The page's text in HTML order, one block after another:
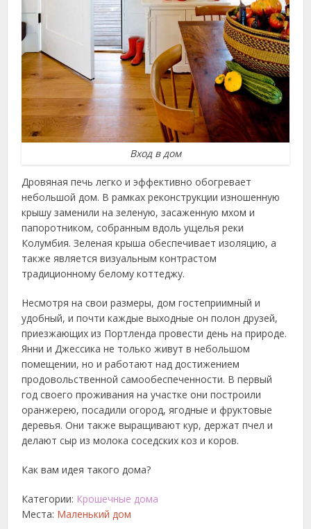
Вход в дом
Дровяная печь легко и эффективно обогревает
небольшой дом. В рамках реконструкции изношенную
крышу заменили на зеленую, засаженную мхом и
папоротником, собранным вдоль ущелья реки
Колумбия. Зеленая крыша обеспечивает изоляцию, а
также является визуальным контрастом
традиционному белому коттеджу.
Несмотря на свои размеры, дом гостеприимный и
удобный, и почти каждые выходные он полон друзей,
приезжающих из Портленда провести день на природе.
Янни и Джессика не только живут в небольшом
помещении, но и работают над достижением
продовольственной самообеспеченности. В первый
год своего проживания на участке они построили
оранжерею, посадили огород, ягодные и фруктовые
деревья. Они также выращивают кур, держат пчел и
делают сыр из молока соседских коз и коров.
Как вам идея такого дома?
Категории: Крошечные дома
Места: Маленький дом